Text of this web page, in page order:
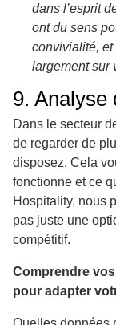
dans l’esprit
ont du sens
convivialité, et
largement sur
9. Analyse
Dans le secteur
de regarder de
disposez. Cela
fonctionne et ce
Hospitality, nous
pas juste une
compétitif.
Comprendre
pour adapter